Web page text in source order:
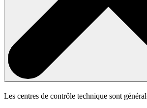
Les centres de contrôle technique sont